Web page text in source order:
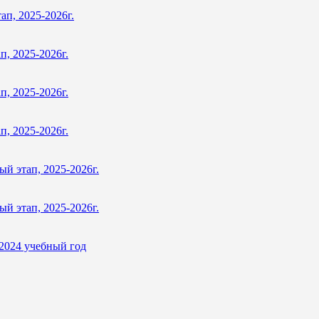
2025-2026г.
2025-2026г.
2025-2026г.
2025-2026г.
этап, 2025-2026г.
этап, 2025-2026г.
учебный год